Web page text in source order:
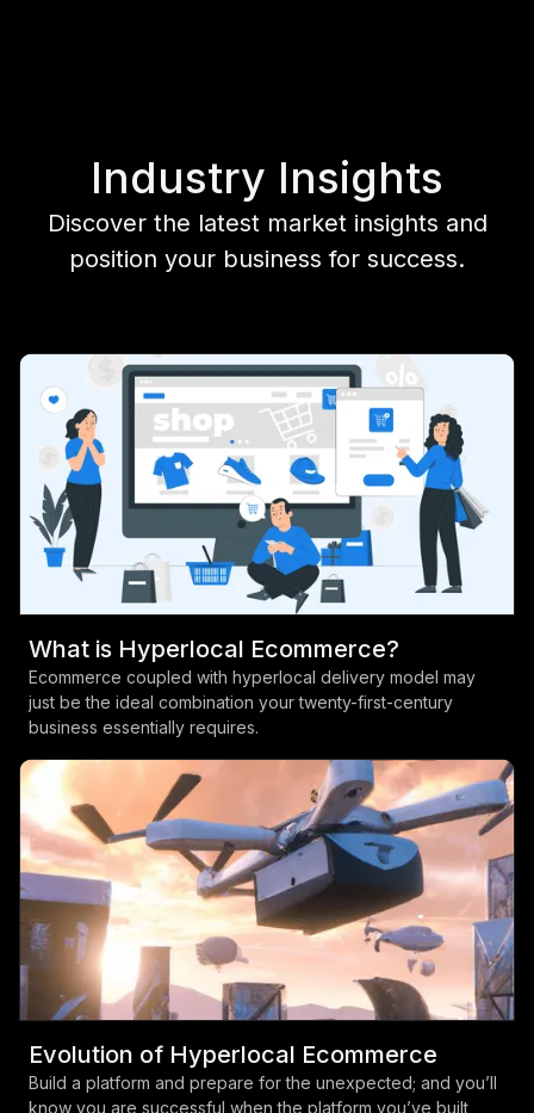
Industry Insights
Discover the latest market insights and
position your business for success.
What is Hyperlocal Ecommerce?
Ecommerce coupled with hyperlocal delivery model may
just be the ideal combination your twenty-first-century
business essentially requires.
Evolution of Hyperlocal Ecommerce
Build a platform and prepare for the unexpected; and you’ll
know you are successful when the platform you’ve built